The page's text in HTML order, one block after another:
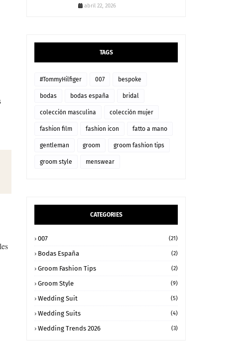
abril 22, 2026
TAGS
#TommyHilfiger 007 bespoke
bodas bodas españa bridal
colección masculina colección mujer
fashion film fashion icon fatto a mano
gentleman groom groom fashion tips
groom style menswear
CATEGORIES
007 (21)
Bodas España (2)
Groom Fashion Tips (2)
Groom Style (9)
Wedding Suit (5)
Wedding Suits (4)
Wedding Trends 2026 (3)